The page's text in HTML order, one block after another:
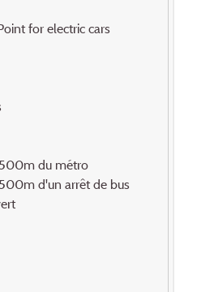
for electric cars
du métro
d'un arrêt de bus